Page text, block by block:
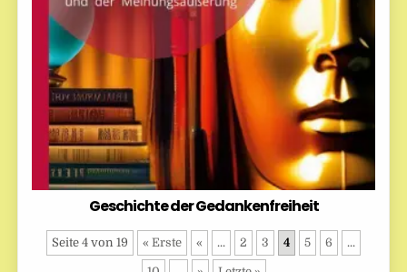
Geschichte der Gedankenfreiheit
Seite 4 von 19 « Erste « ... 2 3 4 5 6 ...